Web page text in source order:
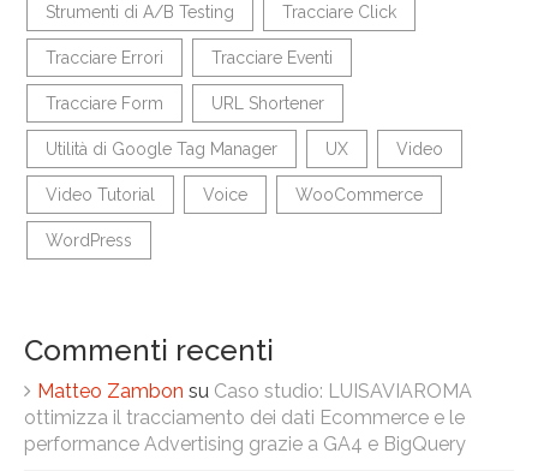
Strumenti di A/B Testing Tracciare Click
Tracciare Errori Tracciare Eventi
Tracciare Form URL Shortener
Utilità di Google Tag Manager UX Video
Video Tutorial Voice WooCommerce
WordPress
Commenti recenti
Matteo Zambon su Caso studio: LUISAVIAROMA
ottimizza il tracciamento dei dati Ecommerce e le
performance Advertising grazie a GA4 e BigQuery